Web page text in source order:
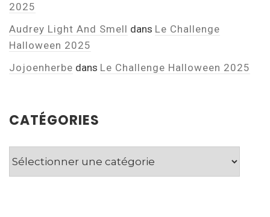
2025
Audrey Light And Smell dans Le Challenge
Halloween 2025
Jojoenherbe dans Le Challenge Halloween 2025
CATÉGORIES
Catégories